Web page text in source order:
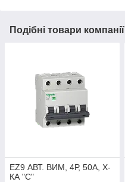
Подібні товари компанії
EZ9 АВТ. ВИМ, 4Р, 50А, Х-
КА "С"